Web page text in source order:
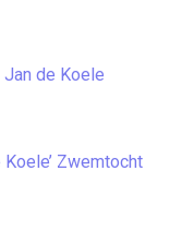
de Koele
Koele’ Zwemtocht